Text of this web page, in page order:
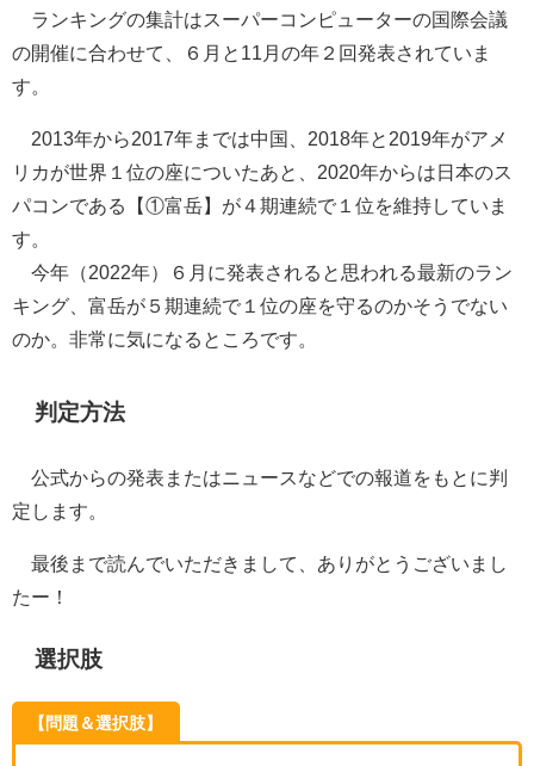
ランキングの集計はスーパーコンピューターの国際会議
の開催に合わせて、６月と11月の年２回発表されていま
す。
2013年から2017年までは中国、2018年と2019年がアメ
リカが世界１位の座についたあと、2020年からは日本のス
パコンである【①富岳】が４期連続で１位を維持していま
す。
今年（2022年）６月に発表されると思われる最新のラン
キング、富岳が５期連続で１位の座を守るのかそうでない
のか。非常に気になるところです。
判定方法
公式からの発表またはニュースなどでの報道をもとに判
定します。
最後まで読んでいただきまして、ありがとうございまし
たー！
選択肢
【問題＆選択肢】